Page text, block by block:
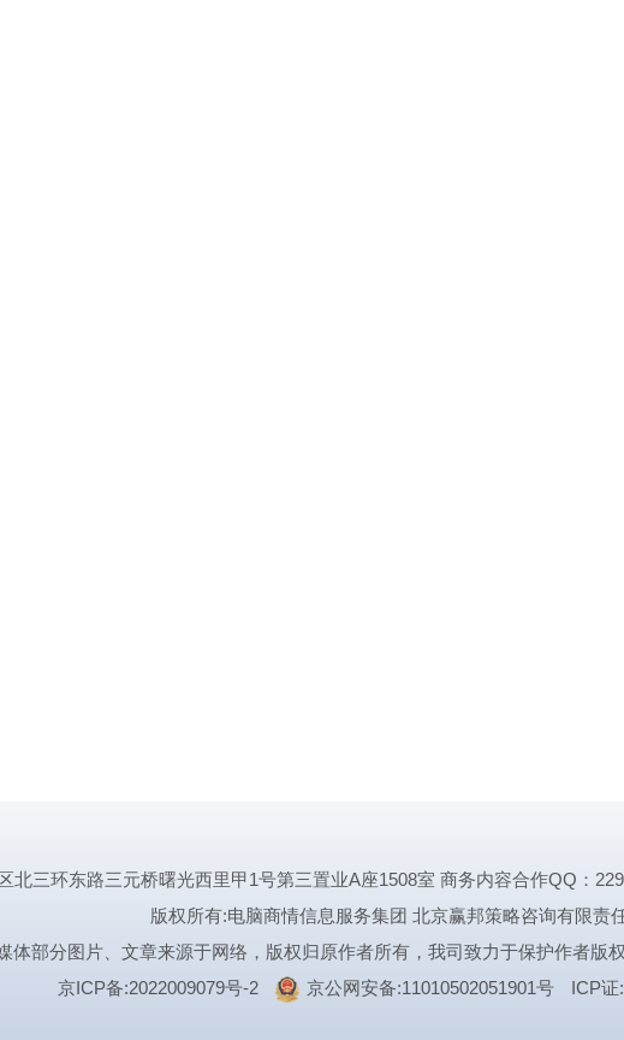
北三环东路三元桥曙光西里甲1号第三置业A座1508室 商务内容合作QQ：
版权所有:电脑商情信息服务集团 北京赢邦策略咨询有限责
体部分图片、文章来源于网络，版权归原作者所有，我司致力于保护作者版
京ICP备:2022009079号-2
京公网安备:11010502051901号 ICP证